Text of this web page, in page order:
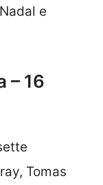
e
– 16
Tomas